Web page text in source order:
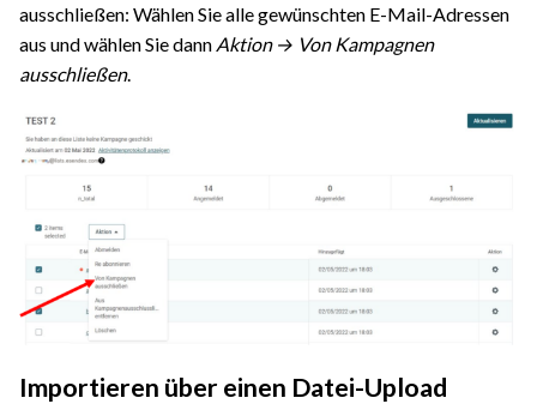
ausschließen: Wählen Sie alle gewünschten E-Mail-Adressen
aus und wählen Sie dann Aktion → Von Kampagnen
ausschließen.
Importieren über einen Datei-Upload